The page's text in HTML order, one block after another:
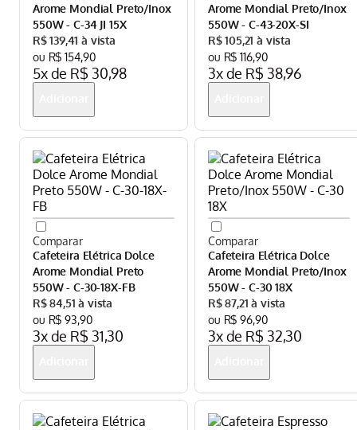
Arome Mondial Preto/Inox
550W - C-34 JI 15X
R$ 139,41
R$ 154,90
5x de R$ 30,98
Arome Mondial Preto/Inox
550W - C-43-20X-SI
R$ 105,21
R$ 116,90
3x de R$ 38,96
Cafeteira Elétrica Dolce
Arome Mondial Preto
550W - C-30-18X-FB
R$ 84,51
R$ 93,90
3x de R$ 31,30
Cafeteira Elétrica Dolce
Arome Mondial Preto/Inox
550W - C-30 18X
R$ 87,21
R$ 96,90
3x de R$ 32,30